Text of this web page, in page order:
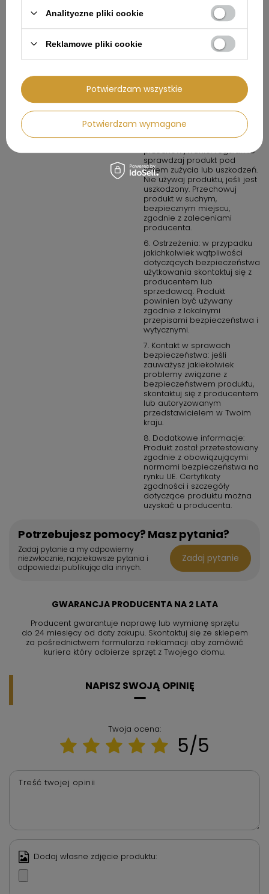
do prawidłowego źródła
zasilania. Nie używaj
urządzenia w wilgotnych
warunkach, chyba że jest to
produkt oznaczony jako
chemicznych lub
potencjalnie
niebezpiecznych: przechowuj
w miejscach dobrze
wentylowanych i z dala od
źródeł ognia.
5. Konserwacja i
przechowywanie: regularnie
sprawdzaj produkt pod
kątem zużycia lub uszkodzeń.
Nie używaj produktu, jeśli jest
uszkodzony. Przechowuj
produkt w suchym,
bezpiecznym miejscu,
zgodnie z zaleceniami
producenta.
6. Ostrzeżenia: w przypadku
jakichkolwiek wątpliwości
dotyczących bezpieczeństwa
użytkowania skontaktuj się z
producentem lub
sprzedawcą. Produkt
powinien być używany
zgodnie z lokalnymi
przepisami bezpieczeństwa i
wytycznymi.
7. Kontakt w sprawach
bezpieczeństwa: jeśli
zauważysz jakiekolwiek
problemy związane z
bezpieczeństwem produktu,
skontaktuj się z producentem
lub autoryzowanym
przedstawicielem w Twoim
kraju.
8. Dodatkowe informacje:
Produkt został przetestowany
zgodnie z obowiązującymi
normami bezpieczeństwa na
rynku UE. Certyfikaty
zgodności i szczegóły
dotyczące produktu można
uzyskać u producenta.
Potrzebujesz pomocy? Masz pytania?
Zadaj pytanie a my odpowiemy
niezwłocznie, najciekawsze pytania i
odpowiedzi publikując dla innych.
Zadaj pytanie
GWARANCJA PRODUCENTA NA 2 LATA
Producent gwarantuje naprawę lub wymianę sprzętu
do 24 miesięcy od daty zakupu. Skontaktuj się ze sklepem
za pośrednictwem formularza reklamacji aby zamówić
kuriera który odbierze sprzęt z Twojego domu.
NAPISZ SWOJĄ OPINIĘ
Twoja ocena:
5/5
Treść twojej opinii
Dodaj własne zdjęcie produktu:
Analityczne pliki cookie
Reklamowe pliki cookie
Potwierdzam wymagane
Potwierdzam wszystkie